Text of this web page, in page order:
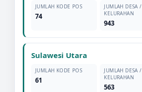
JUMLAH KODE POS
74
JUMLAH DESA /
KELURAHAN
943
Sulawesi Utara
JUMLAH KODE POS
61
JUMLAH DESA /
KELURAHAN
563